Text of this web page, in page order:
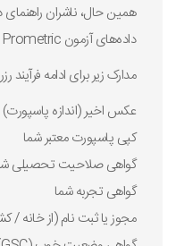
همین حال، ناشران راهنمای
داده‌های آزمون Prometric را از طرف شما ارائه می‌دهند.
مدارک زیر برای ادامه فرآیند
عکس اخیر (اندازه پاسپورت)
کپی پاسپورت معتبر شما
گواهی صلاحیت تحصیلی
گواهی تجربه شما
مجوز یا ثبت نام (از خانه /